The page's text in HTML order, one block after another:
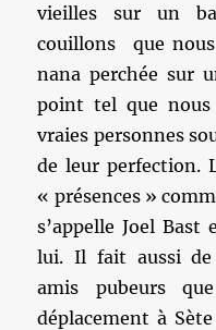
vieilles sur un
couillons que
nana perchée sur
point tel que nous
vraies personnes
de leur perfection.
« présences »
s’appelle Joel Bast
lui. Il fait aussi de
amis pubeurs
déplacement à